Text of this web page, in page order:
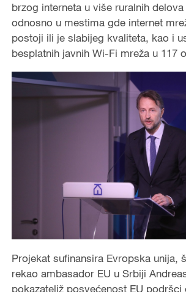
brzog interneta u više ruralnih delova
odnosno u mestima gde internet
postoji ili je slabijeg kvaliteta, kao i
besplatnih javnih Wi-Fi mreža u 117
Projekat sufinansira Evropska unija,
rekao ambasador EU u Srbiji
pokazateljž posvećenost EU podršci